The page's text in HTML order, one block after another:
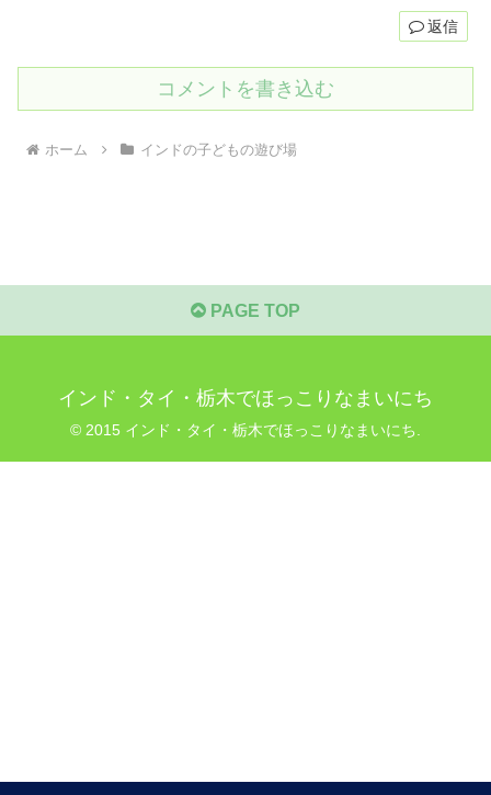
返信
コメントを書き込む
ホーム インドの子どもの遊び場
PAGE TOP
インド・タイ・栃木でほっこりなまいにち
© 2015 インド・タイ・栃木でほっこりなまいにち.